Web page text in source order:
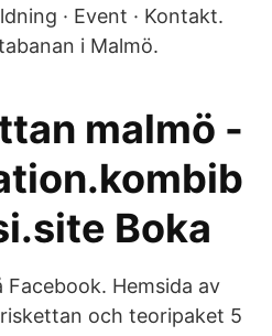
· Event · Kontakt.
i Malmö.
malmö -
Boka
Facebook. Hemsida av
och teoripaket 5